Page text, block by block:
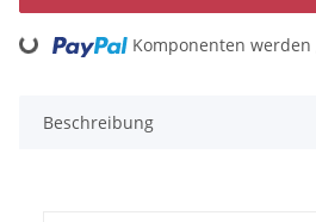
Loading... Komponenten werden
Beschreibung